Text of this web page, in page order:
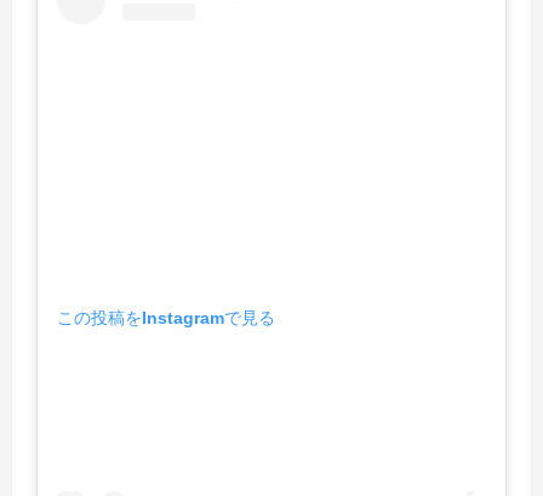
この投稿をInstagramで見る